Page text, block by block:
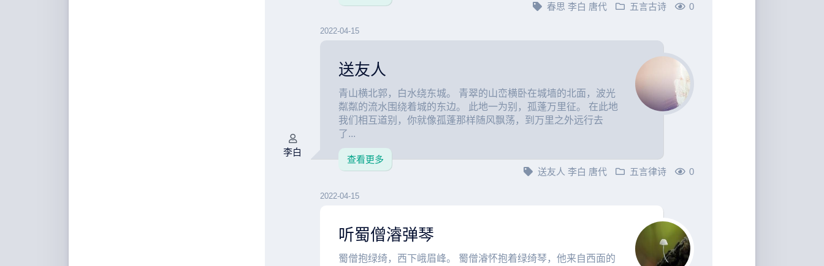
春思 李白 唐代 五言古诗 0
李白
2022-04-15
送友人
青山横北郭，白水绕东城。 青翠的山峦横卧在城墙的北面，波光
粼粼的流水围绕着城的东边。 此地一为别，孤蓬万里征。 在此地
我们相互道别，你就像孤蓬那样随风飘荡，到万里之外远行去
了...
查看更多
送友人 李白 唐代 五言律诗 0
2022-04-15
听蜀僧濬弹琴
蜀僧抱绿绮，西下峨眉峰。 蜀僧濬怀抱着绿绮琴，他来自西面的